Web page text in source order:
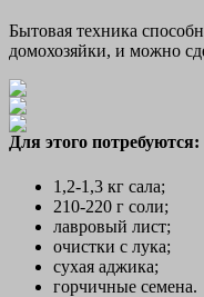
Бытовая техника
домохозяйки, и можно
Для этого потребуются:
1,2-1,3 кг сала;
210-220 г соли;
лавровый лист;
очистки с лука;
сухая аджика;
горчичные семена.